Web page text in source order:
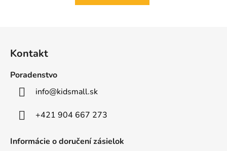
Kontakt
Poradenstvo
info@kidsmall.sk
+421 904 667 273
Informácie o doručení zásielok